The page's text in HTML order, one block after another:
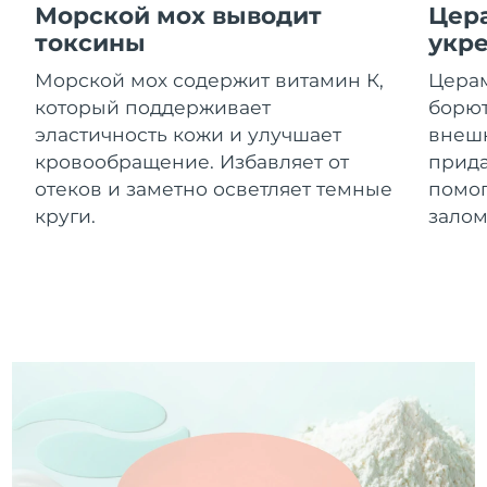
Морской мох выводит
токсины
Морской мох содержит витамин К,
который поддерживает
эластичность кожи и улучшает
кровообращение. Избавляет от
отеков и заметно осветляет темные
круги.
Израиль
Ожидаемая дата доставки
Италия
Ожидаемая дата доставки
8/10/26
Япония
8/13/26
Ожидаемая дата доставки
8/10/26